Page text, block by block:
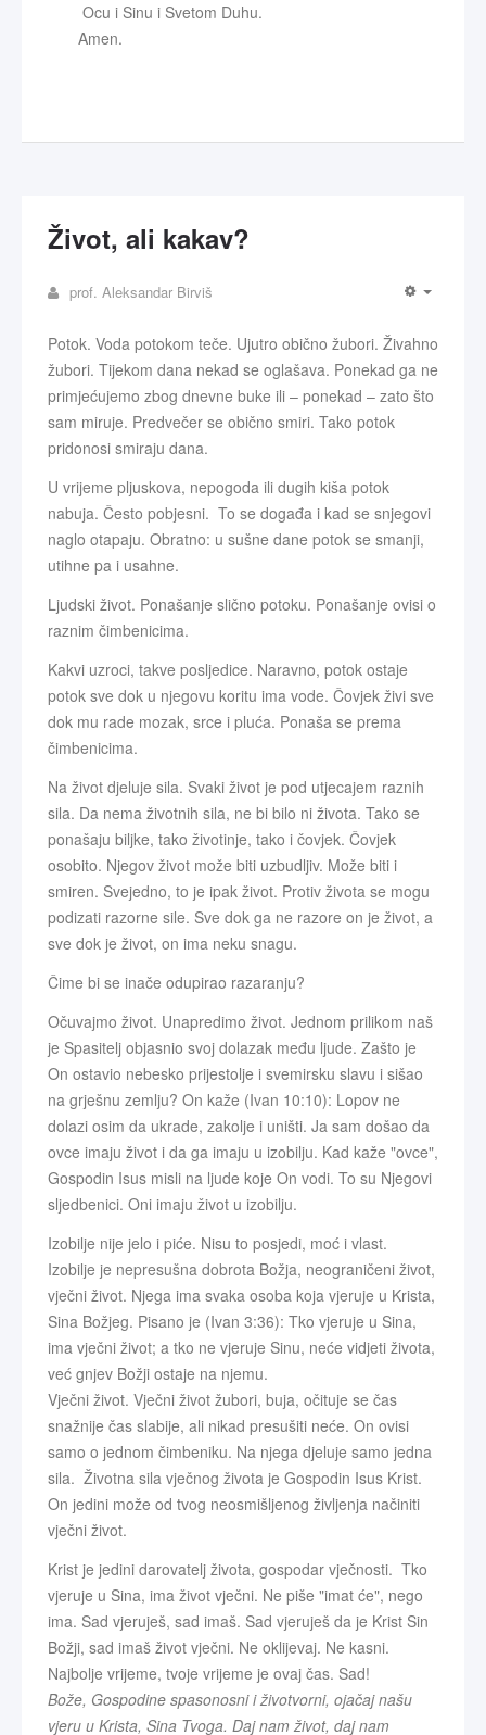
Ocu i Sinu i Svetom Duhu.
Amen.
Život, ali kakav?
prof. Aleksandar Birviš
Potok. Voda potokom teče. Ujutro obično žubori. Živahno
žubori. Tijekom dana nekad se oglašava. Ponekad ga ne
primjećujemo zbog dnevne buke ili – ponekad – zato što
sam miruje. Predvečer se obično smiri. Tako potok
pridonosi smiraju dana.
U vrijeme pljuskova, nepogoda ili dugih kiša potok
nabuja. Često pobjesni. To se događa i kad se snjegovi
naglo otapaju. Obratno: u sušne dane potok se smanji,
utihne pa i usahne.
Ljudski život. Ponašanje slično potoku. Ponašanje ovisi o
raznim čimbenicima.
Kakvi uzroci, takve posljedice. Naravno, potok ostaje
potok sve dok u njegovu koritu ima vode. Čovjek živi sve
dok mu rade mozak, srce i pluća. Ponaša se prema
čimbenicima.
Na život djeluje sila. Svaki život je pod utjecajem raznih
sila. Da nema životnih sila, ne bi bilo ni života. Tako se
ponašaju biljke, tako životinje, tako i čovjek. Čovjek
osobito. Njegov život može biti uzbudljiv. Može biti i
smiren. Svejedno, to je ipak život. Protiv života se mogu
podizati razorne sile. Sve dok ga ne razore on je život, a
sve dok je život, on ima neku snagu.
Čime bi se inače odupirao razaranju?
Očuvajmo život. Unapredimo život. Jednom prilikom naš
je Spasitelj objasnio svoj dolazak među ljude. Zašto je
On ostavio nebesko prijestolje i svemirsku slavu i sišao
na grješnu zemlju? On kaže (Ivan 10:10): Lopov ne
dolazi osim da ukrade, zakolje i uništi. Ja sam došao da
ovce imaju život i da ga imaju u izobilju. Kad kaže "ovce",
Gospodin Isus misli na ljude koje On vodi. To su Njegovi
sljedbenici. Oni imaju život u izobilju.
Izobilje nije jelo i piće. Nisu to posjedi, moć i vlast.
Izobilje je nepresušna dobrota Božja, neograničeni život,
vječni život. Njega ima svaka osoba koja vjeruje u Krista,
Sina Božjeg. Pisano je (Ivan 3:36): Tko vjeruje u Sina,
ima vječni život; a tko ne vjeruje Sinu, neće vidjeti života,
već gnjev Božji ostaje na njemu.
Vječni život. Vječni život žubori, buja, očituje se čas
snažnije čas slabije, ali nikad presušiti neće. On ovisi
samo o jednom čimbeniku. Na njega djeluje samo jedna
sila. Životna sila vječnog života je Gospodin Isus Krist.
On jedini može od tvog neosmišljenog življenja načiniti
vječni život.
Krist je jedini darovatelj života, gospodar vječnosti. Tko
vjeruje u Sina, ima život vječni. Ne piše "imat će", nego
ima. Sad vjeruješ, sad imaš. Sad vjeruješ da je Krist Sin
Božji, sad imaš život vječni. Ne oklijevaj. Ne kasni.
Najbolje vrijeme, tvoje vrijeme je ovaj čas. Sad!
Bože, Gospodine spasonosni i životvorni, ojačaj našu
vjeru u Krista, Sina Tvoga. Daj nam život, daj nam